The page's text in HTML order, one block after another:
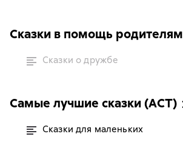
Сказки в помощь родителям
Сказки о дружбе
Самые лучшие сказки (АСТ)
Сказки для маленьких